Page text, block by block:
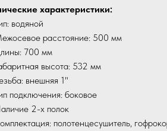
характеристики:
водяной
расстояние: 500 мм
700 мм
высота: 532 мм
внешняя 1"
подключения: боковое
2-х полок
полотенцесушитель,